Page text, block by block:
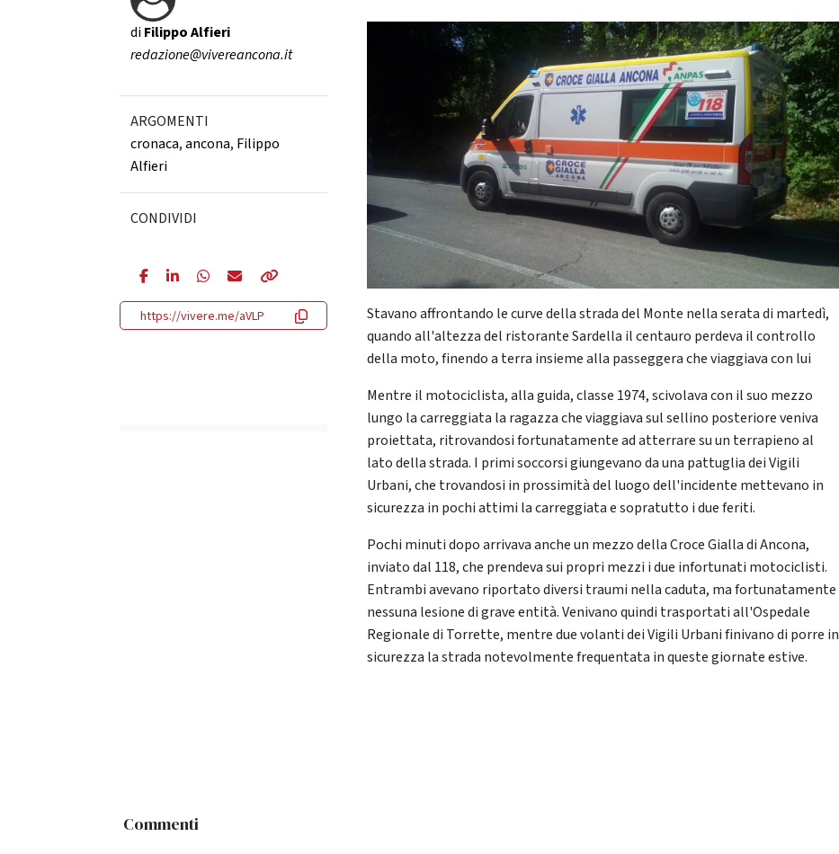
diFilippo Alfieri
redazione@vivereancona.it
ARGOMENTI
cronaca,ancona, Filippo
Alfieri
CONDIVIDI
https://vivere.me/aVLP
Stavano affrontando le curve della strada del Monte nella serata di martedì,
quando all'altezza del ristorante Sardella il centauro perdeva il controllo
della moto, finendo a terra insieme alla passeggera che viaggiava con lui
Mentre il motociclista, alla guida, classe 1974, scivolava con il suo mezzo
lungo la carreggiata la ragazza che viaggiava sul sellino posteriore veniva
proiettata, ritrovandosi fortunatamente ad atterrare su un terrapieno al
lato della strada. I primi soccorsi giungevano da una pattuglia dei Vigili
Urbani, che trovandosi in prossimità del luogo dell'incidente mettevano in
sicurezza in pochi attimi la carreggiata e sopratutto i due feriti.
Pochi minuti dopo arrivava anche un mezzo della Croce Gialla di Ancona,
inviato dal 118, che prendeva sui propri mezzi i due infortunati motociclisti.
Entrambi avevano riportato diversi traumi nella caduta, ma fortunatamente
nessuna lesione di grave entità. Venivano quindi trasportati all'Ospedale
Regionale di Torrette, mentre due volanti dei Vigili Urbani finivano di porre in
sicurezza la strada notevolmente frequentata in queste giornate estive.
Commenti